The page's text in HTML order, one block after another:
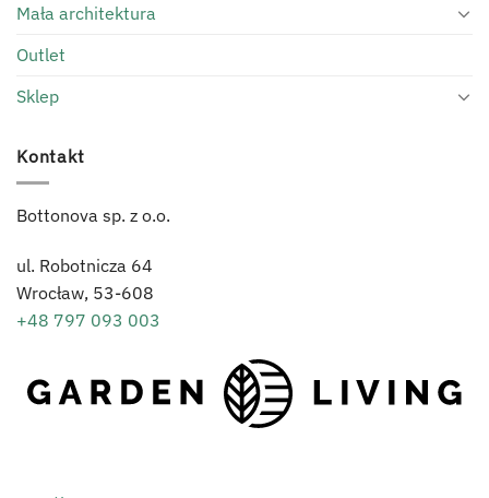
Mała architektura
Outlet
Sklep
Kontakt
Bottonova sp. z o.o.
ul. Robotnicza 64
Wrocław, 53-608
+48 797 093 003